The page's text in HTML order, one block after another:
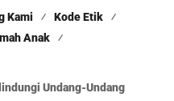
Kami
Kode Etik
Anak
Undang-Undang